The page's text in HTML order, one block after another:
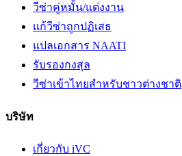
วีซ่าคู่หมั้น/แต่งงาน
แก้วีซ่าถูกปฏิเสธ
แปลเอกสาร NAATI
รับรองกงสุล
วีซ่าเข้าไทยสำหรับชาวต่างชาติ
บริษัท
เกี่ยวกับ iVC